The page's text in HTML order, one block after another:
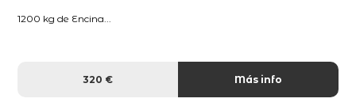
1200 kg de Encina...
320 € Más info